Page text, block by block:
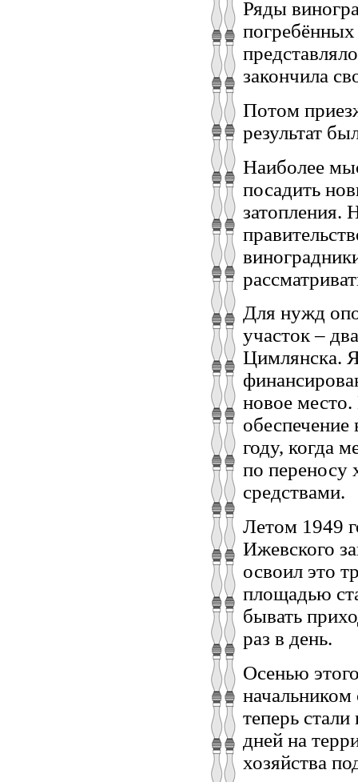
Ряды
закончила
Потом
результат
Наиболее
посадить
затопления.
Для нужд
участок –
Цимлянска.
новое
обеспечение
году, когда
по переносу
средствами.
Летом 1949
Ижевского
освоил это
площадью
бывать
раз в день.
Осенью
начальником
теперь
дней на
хозяйства